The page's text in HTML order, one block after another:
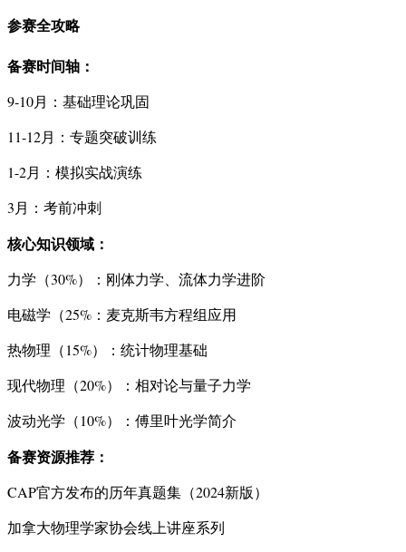
参赛全攻略
备赛时间轴：
9-10月：基础理论巩固
11-12月：专题突破训练
1-2月：模拟实战演练
3月：考前冲刺
核心知识领域：
力学（30%）：刚体力学、流体力学进阶
电磁学（25%：麦克斯韦方程组应用
热物理（15%）：统计物理基础
现代物理（20%）：相对论与量子力学
波动光学（10%）：傅里叶光学简介
备赛资源推荐：
CAP官方发布的历年真题集（2024新版）
加拿大物理学家协会线上讲座系列